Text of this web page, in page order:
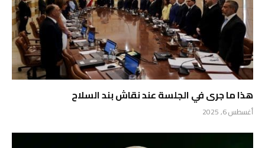
هذا ما جرى في الجلسة عند نقاش بند السلاح
أغسطس 6, 2025